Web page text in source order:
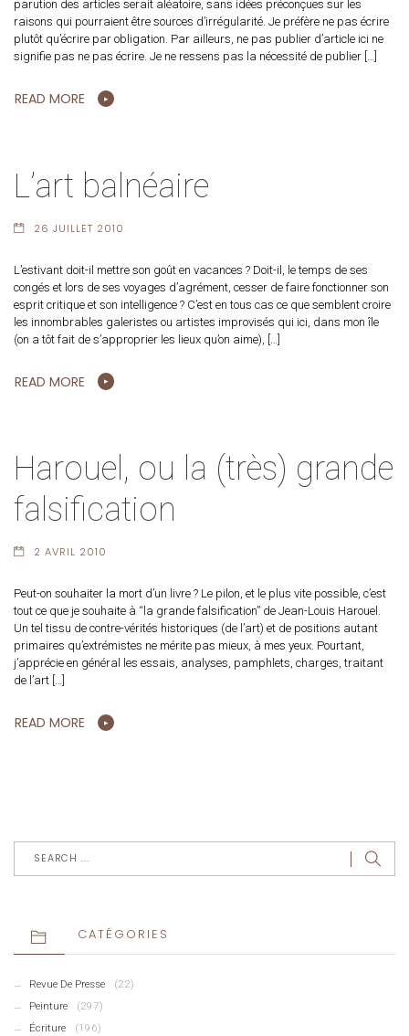
parution des articles serait aléatoire, sans idées préconçues sur les
raisons qui pourraient être sources d’irrégularité. Je préfère ne pas écrire
plutôt qu’écrire par obligation. Par ailleurs, ne pas publier d’article ici ne
signifie pas ne pas écrire. Je ne ressens pas la nécessité de publier […]
READ MORE
L’art balnéaire
26 JUILLET 2010
L’estivant doit-il mettre son goût en vacances ? Doit-il, le temps de ses
congés et lors de ses voyages d’agrément, cesser de faire fonctionner son
esprit critique et son intelligence ? C’est en tous cas ce que semblent croire
les innombrables galeristes ou artistes improvisés qui ici, dans mon île
(on a tôt fait de s’approprier les lieux qu’on aime), […]
READ MORE
Harouel, ou la (très) grande
falsification
2 AVRIL 2010
Peut-on souhaiter la mort d’un livre ? Le pilon, et le plus vite possible, c’est
tout ce que je souhaite à “la grande falsification” de Jean-Louis Harouel.
Un tel tissu de contre-vérités historiques (de l’art) et de positions autant
primaires qu’extrémistes ne mérite pas mieux, à mes yeux. Pourtant,
j’apprécie en général les essais, analyses, pamphlets, charges, traitant
de l’art […]
READ MORE
CATÉGORIES
Revue De Presse
(22)
Peinture
(297)
Écriture
(196)